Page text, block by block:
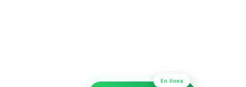
En línea